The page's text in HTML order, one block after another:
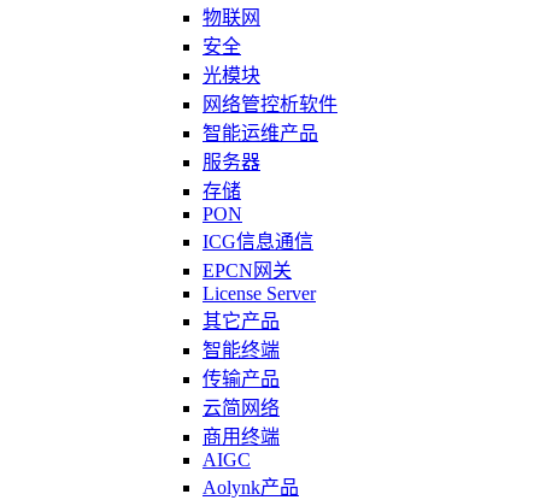
物联网
安全
光模块
网络管控析软件
智能运维产品
服务器
存储
PON
ICG信息通信
EPCN网关
License Server
其它产品
智能终端
传输产品
云简网络
商用终端
AIGC
Aolynk产品